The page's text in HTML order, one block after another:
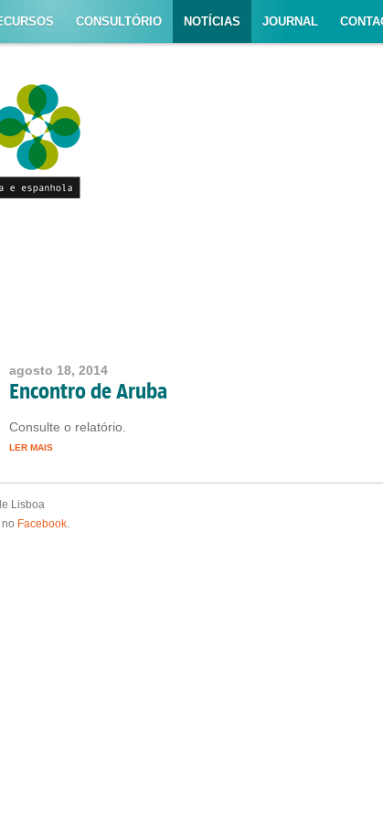
CONSULTÓRIO NOTÍCIAS JOURNAL
agosto 18, 2014
Encontro de Aruba
Consulte o relatório.
LER MAIS
Lisboa
Facebook.